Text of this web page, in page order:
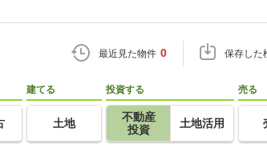
最近見た物件 0 保存した
建てる
土地
投資する
不動産
投資
土地活用
売る